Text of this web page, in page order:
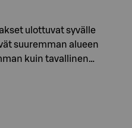
ulottuvat syvälle
suuremman alueen
kuin tavallinen…